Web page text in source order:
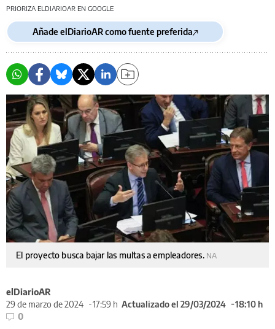
PRIORIZA ELDIARIOAR EN GOOGLE
Añade elDiarioAR como fuente preferida
El proyecto busca bajar las multas a empleadores. NA
elDiarioAR
29 de marzo de 2024
17:59 h Actualizado el 29/03/2024
18:10 h
0